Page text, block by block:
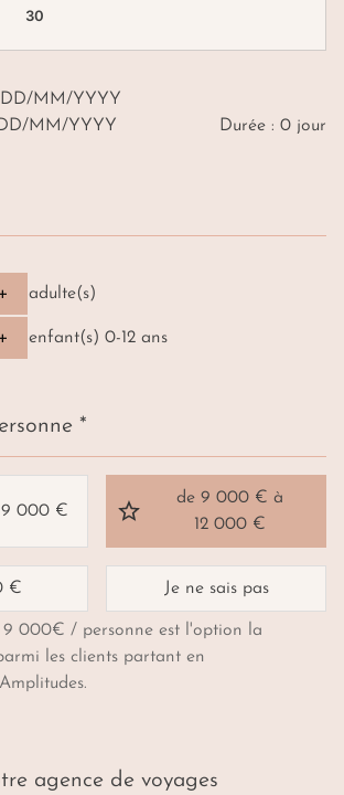
MM/YYYY
MM/YYYY
Durée : 0 jour
adulte(s)
enfant(s) 0-12 ans
*
000 €
de 9 000 € à
12 000 €
€ Je ne sais pas
9 000€ / personne est l'option la
les clients partant en
agence de voyages